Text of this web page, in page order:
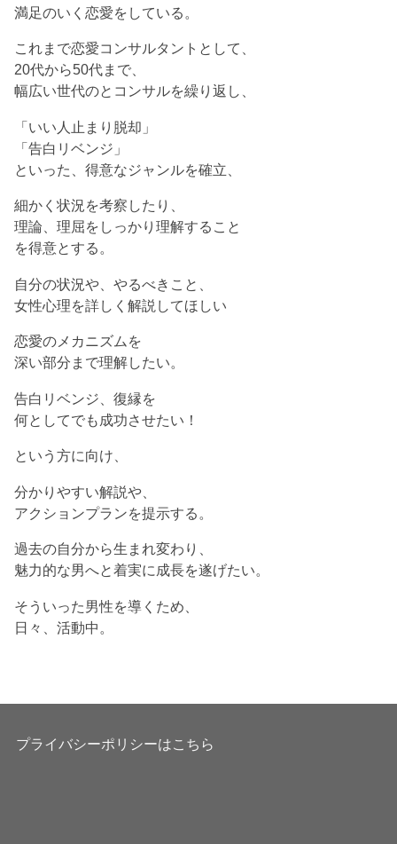
満足のいく恋愛をしている。
これまで恋愛コンサルタントとして、
20代から50代まで、
幅広い世代のとコンサルを繰り返し、
「いい人止まり脱却」
「告白リベンジ」
といった、得意なジャンルを確立、
細かく状況を考察したり、
理論、理屈をしっかり理解すること
を得意とする。
自分の状況や、やるべきこと、
女性心理を詳しく解説してほしい
恋愛のメカニズムを
深い部分まで理解したい。
告白リベンジ、復縁を
何としてでも成功させたい！
という方に向け、
分かりやすい解説や、
アクションプランを提示する。
過去の自分から生まれ変わり、
魅力的な男へと着実に成長を遂げたい。
そういった男性を導くため、
日々、活動中。
プライバシーポリシーはこちら